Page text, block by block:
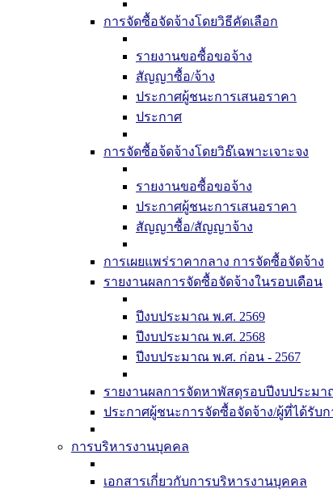
การจัดซื้อจัดจ้างโดยวิธีคัดเลือก
รายงานขอซื้อขอจ้าง
สัญญาซื้อ/จ้าง
ประกาศผู้ชนะการเสนอราคา
ประกาศ
การจัดซื้อจ้ดจ้างโดยวิธ๊เฉพาะเจาะจง
รายงานขอซื้อขอจ้าง
ประกาศผู้ชนะการเสนอราคา
สัญญาซื้อ/สัญญาจ้าง
การเผยแพร่ราคากลาง การจัดซื้อจัดจ้าง
รายงานผลการจัดซื้อจัดจ้างในรอบเดือน
ปีงบประมาณ พ.ศ. 2569
ปีงบประมาณ พ.ศ. 2568
ปีงบประมาณ พ.ศ. ก่อน - 2567
รายงานผลการจัดหาพัสดุรอบปีงบประม
ประกาศผู้ชนะการจัดซื้อจัดจ้าง/ผู้ที่ได้รั
การบริหารงานบุคคล
เอกสารเกี่ยวกับการบริหารงานบุคคล